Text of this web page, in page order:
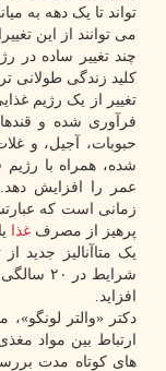
تواند تا یک دهه به
می توانند از این
چند تغییر ساده در
کلید زندگی طولانی تر
تغییر از یک رژیم
فرآوری شده و
حبوبات، آجیل، و
شده، همراه با
عمر را افزایش
پرهیز از مصرف غذا
یک متاآنالیز جدید
شرایط
افزاید.
دکتر «والتر
ارتباط بین مواد
های کوتاه مدت